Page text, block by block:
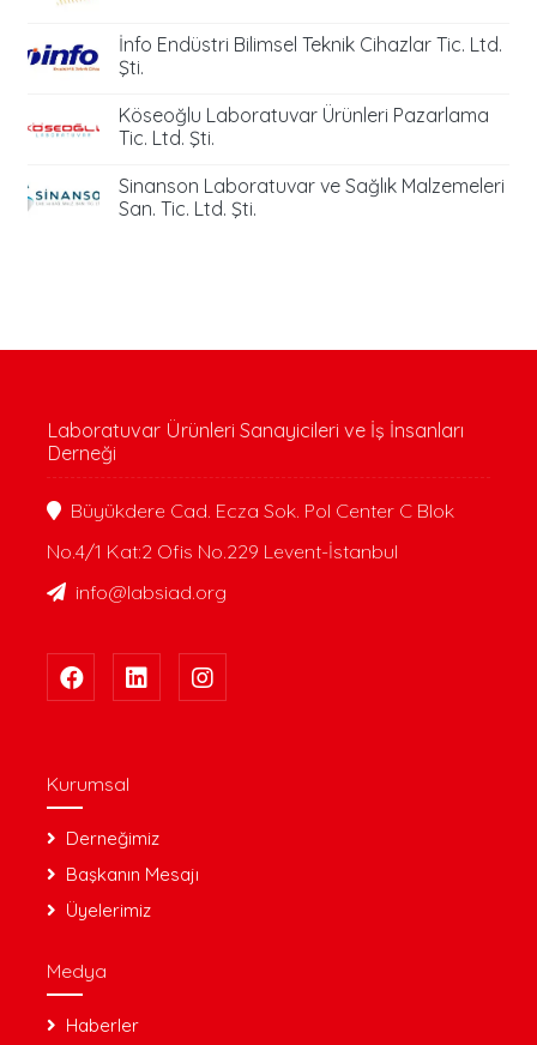
İnfo Endüstri Bilimsel Teknik Cihazlar Tic. Ltd.
Şti.
Köseoğlu Laboratuvar Ürünleri Pazarlama
Tic. Ltd. Şti.
Sinanson Laboratuvar ve Sağlık Malzemeleri
San. Tic. Ltd. Şti.
Laboratuvar Ürünleri Sanayicileri ve İş İnsanları
Derneği
Büyükdere Cad. Ecza Sok. Pol Center C Blok
No.4/1 Kat:2 Ofis No.229 Levent-İstanbul
info@labsiad.org
Kurumsal
Derneğimiz
Başkanın Mesajı
Üyelerimiz
Medya
Haberler